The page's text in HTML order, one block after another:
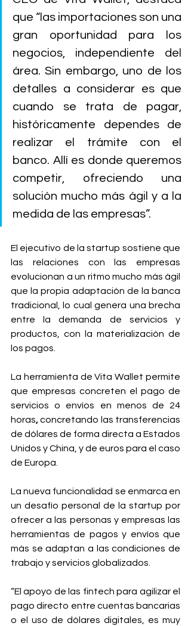
que “las importaciones son una
gran oportunidad para los
negocios, independiente del
área. Sin embargo, uno de los
detalles a considerar es que
cuando se trata de pagar,
históricamente dependes de
realizar el trámite con el
banco. Allí es donde queremos
competir, ofreciendo una
solución mucho más ágil y a la
medida de las empresas”.
El ejecutivo de la startup sostiene que
las relaciones con las empresas
evolucionan a un ritmo mucho más ágil
que la propia adaptación de la banca
tradicional, lo cual genera una brecha
entre la demanda de servicios y
productos, con la materialización de
los pagos.
La herramienta de Vita Wallet permite
que empresas concreten el pago de
servicios o envíos en menos de 24
horas, concretando las transferencias
de dólares de forma directa a Estados
Unidos y China, y de euros para el caso
de Europa.
La nueva funcionalidad se enmarca en
un desafío personal de la startup por
ofrecer a las personas y empresas las
herramientas de pagos y envíos que
más se adaptan a las condiciones de
trabajo y servicios globalizados.
“El apoyo de las fintech para agilizar el
pago directo entre cuentas bancarias
o el uso de dólares digitales, es muy